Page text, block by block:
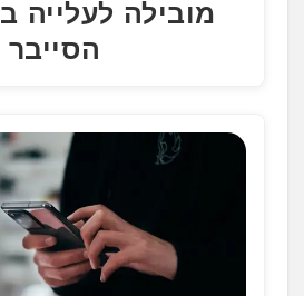
מובילה לעלייה
הסייבר